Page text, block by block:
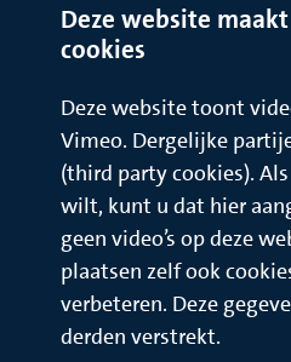
Deze website
cookies
Deze website toont
Vimeo. Dergelijke
(third party cookies).
wilt, kunt u dat hier
geen video’s op deze
plaatsen zelf ook
verbeteren. Deze
derden verstrekt.